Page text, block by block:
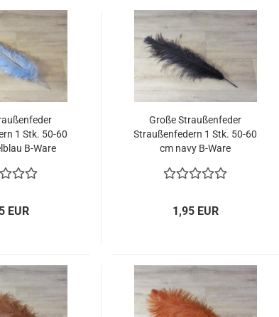
1 Stk. 50-60
B-Ware
EUR
Große Straußenfeder
Straußenfedern 1 Stk. 50-60
cm navy B-Ware
1,95 EUR